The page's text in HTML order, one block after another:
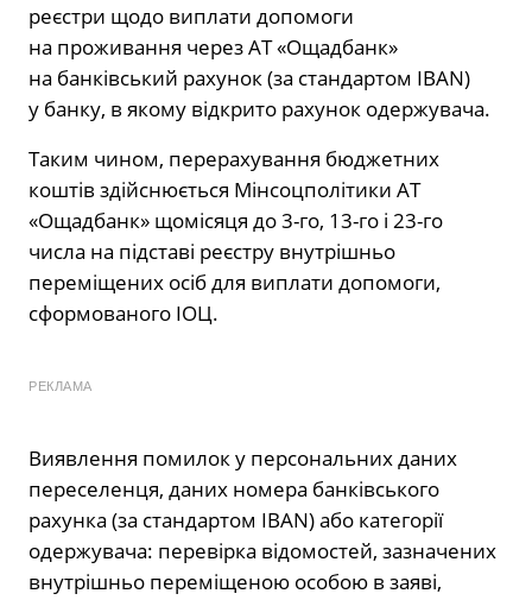
реєстри щодо виплати допомоги
на проживання через АТ «Ощадбанк»
на банківський рахунок (за стандартом IBAN)
у банку, в якому відкрито рахунок одержувача.
Таким чином, перерахування бюджетних
коштів здійснюється Мінсоцполітики АТ
«Ощадбанк» щомісяця до 3-го, 13-го і 23-го
числа на підставі реєстру внутрішньо
переміщених осіб для виплати допомоги,
сформованого ІОЦ.
РЕКЛАМА
Виявлення помилок у персональних даних
переселенця, даних номера банківського
рахунка (за стандартом IBAN) або категорії
одержувача: перевірка відомостей, зазначених
внутрішньо переміщеною особою в заяві,